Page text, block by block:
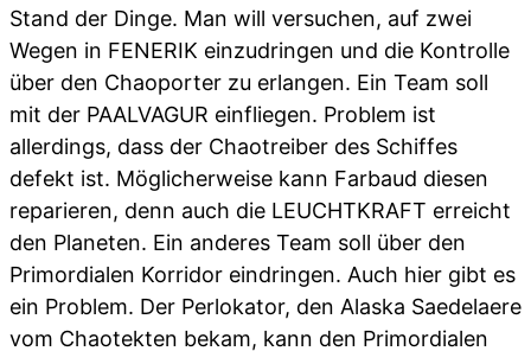
Stand der Dinge. Man will versuchen, auf zwei
Wegen in FENERIK einzudringen und die Kontrolle
über den Chaoporter zu erlangen. Ein Team soll
mit der PAALVAGUR einfliegen. Problem ist
allerdings, dass der Chaotreiber des Schiffes
defekt ist. Möglicherweise kann Farbaud diesen
reparieren, denn auch die LEUCHTKRAFT erreicht
den Planeten. Ein anderes Team soll über den
Primordialen Korridor eindringen. Auch hier gibt es
ein Problem. Der Perlokator, den Alaska Saedelaere
vom Chaotekten bekam, kann den Primordialen